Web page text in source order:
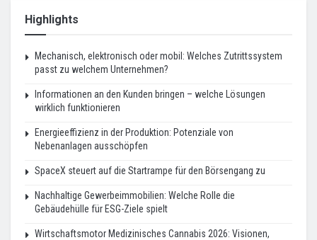
Highlights
Mechanisch, elektronisch oder mobil: Welches Zutrittssystem
passt zu welchem Unternehmen?
Informationen an den Kunden bringen – welche Lösungen
wirklich funktionieren
Energieeffizienz in der Produktion: Potenziale von
Nebenanlagen ausschöpfen
SpaceX steuert auf die Startrampe für den Börsengang zu
Nachhaltige Gewerbeimmobilien: Welche Rolle die
Gebäudehülle für ESG-Ziele spielt
Wirtschaftsmotor Medizinisches Cannabis 2026: Visionen,